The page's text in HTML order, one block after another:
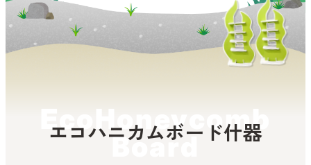
EcoHoneycomb
Board
エコハニカムボード什器